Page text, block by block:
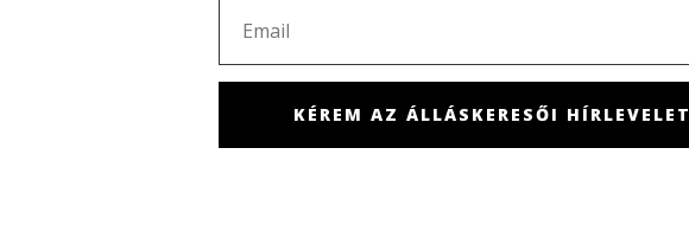
KÉREM AZ ÁLLÁSKERESŐI HÍRLEVELET